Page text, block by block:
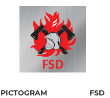
PICTOGRAM FSD